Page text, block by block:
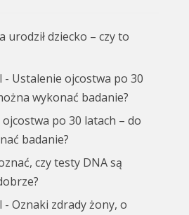
urodził dziecko – czy to
- Ustalenie ojcostwa po 30
wykonać badanie?
po 30 latach – do
badanie?
czy testy DNA są
-Oznaki zdrady żony, o